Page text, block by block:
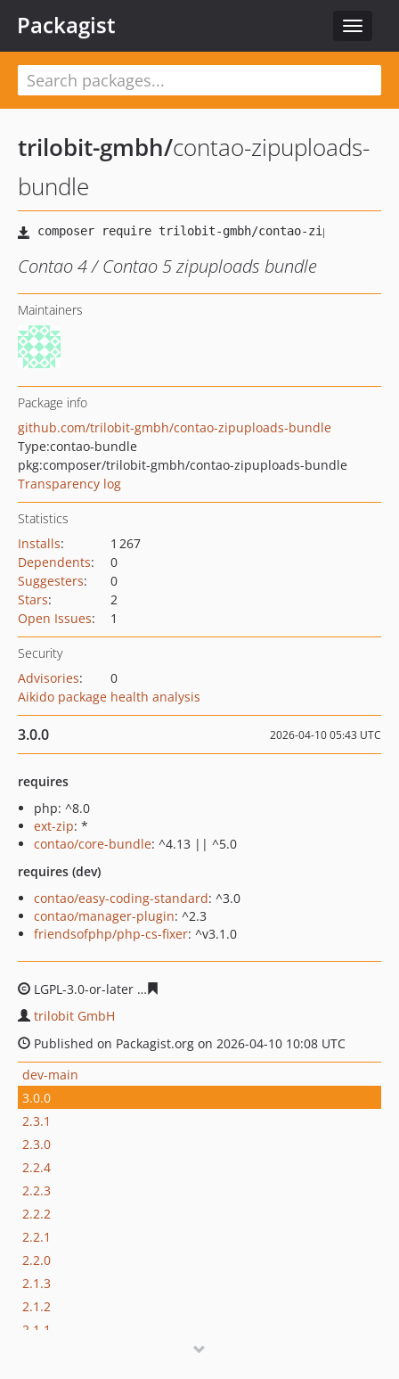
Toggle
Packagist
trilobit-gmbh/contao-zipuploads-
bundle
Contao 4 / Contao 5 zipuploads bundle
Maintainers
Package info
github.com/trilobit-gmbh/contao-zipuploads-bundle
Type:contao-bundle
pkg:composer/trilobit-gmbh/contao-zipuploads-bundle
Transparency log
Statistics
Installs:
1 267
Dependents:
0
Suggesters:
0
Stars:
2
Open Issues: 1
Security
Advisories:
0
Aikido package health analysis
3.0.0 2026-04-10 05:43 UTC
requires
php: ^8.0
ext-zip: *
contao/core-bundle: ^4.13 || ^5.0
requires (dev)
contao/easy-coding-standard: ^3.0
contao/manager-plugin: ^2.3
friendsofphp/php-cs-fixer: ^v3.1.0
LGPL-3.0-or-later
trilobit GmbH
Published on Packagist.org on 2026-04-10 10:08 UTC
dev-main
3.0.0
2.3.1
2.3.0
2.2.4
2.2.3
2.2.2
2.2.1
2.2.0
2.1.3
2.1.2
2.1.1